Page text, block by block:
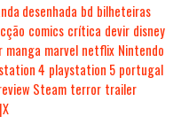
desenhada bd bilheteiras
comics crítica devir disney
manga marvel netflix Nintendo
4 playstation 5 portugal
Steam terror trailer